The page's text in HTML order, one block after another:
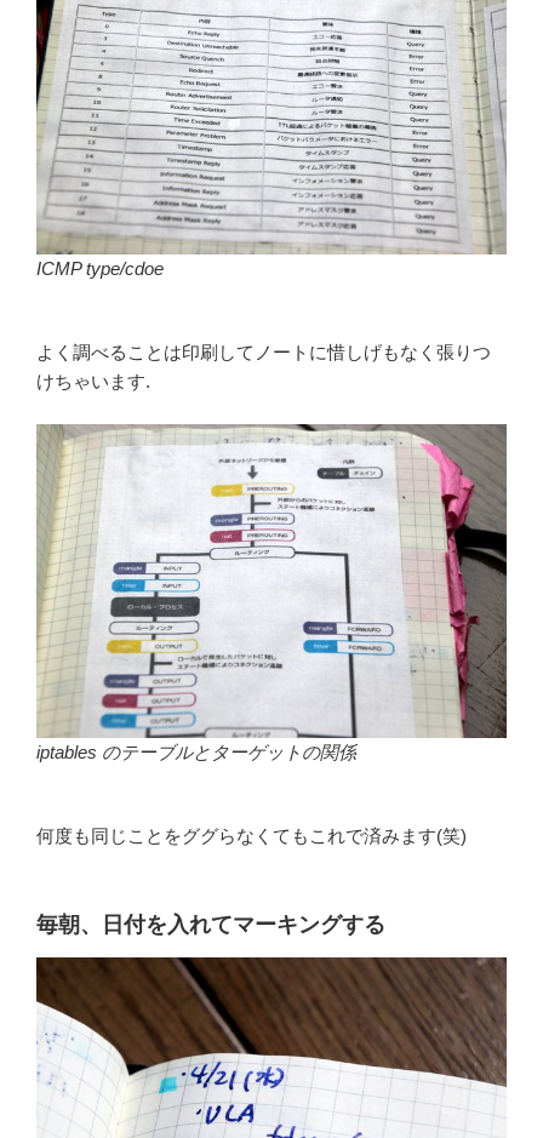
ICMP type/cdoe
よく調べることは印刷してノートに惜しげもなく張りつ
けちゃいます.
iptables のテーブルとターゲットの関係
何度も同じことをググらなくてもこれで済みます(笑)
毎朝、日付を入れてマーキングする